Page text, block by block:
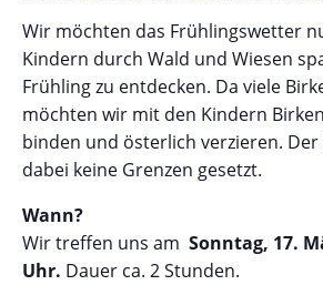
Wir möchten das Frühlingswetter
Kindern durch Wald und Wiesen
Frühling zu entdecken. Da viele
möchten wir mit den Kindern
binden und österlich verzieren.
dabei keine Grenzen gesetzt.
Wann?
Wir treffen uns am Sonntag, 17.
Uhr. Dauer ca. 2 Stunden.